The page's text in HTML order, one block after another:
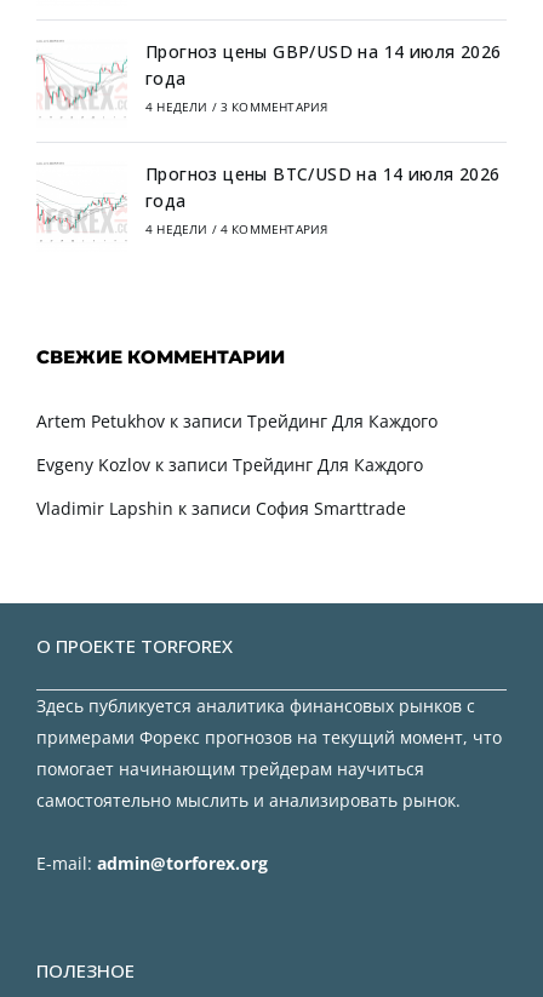
Прогноз цены GBP/USD на 14 июля 2026
года
4 НЕДЕЛИ / 3 КОММЕНТАРИЯ
Прогноз цены BTC/USD на 14 июля 2026
года
4 НЕДЕЛИ / 4 КОММЕНТАРИЯ
СВЕЖИЕ КОММЕНТАРИИ
Artem Petukhov к записи Трейдинг Для Каждого
Evgeny Kozlov к записи Трейдинг Для Каждого
Vladimir Lapshin к записи София Smarttrade
О ПРОЕКТЕ TORFOREX
Здесь публикуется аналитика финансовых рынков с
примерами Форекс прогнозов на текущий момент, что
помогает начинающим трейдерам научиться
самостоятельно мыслить и анализировать рынок.
E-mail: admin@torforex.org
ПОЛЕЗНОЕ